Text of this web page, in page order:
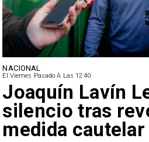
NACIONAL
El Viernes Pasado A Las 12:40
Joaquín Lavín
silencio tras
medida cautelar